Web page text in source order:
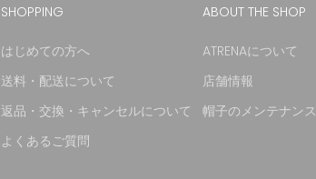
SHOPPING
はじめての方へ
送料・配送について
返品・交換・キャンセルについて
よくあるご質問
ABOUT THE SHOP
ATRENAについて
店舗情報
帽子のメンテナンス